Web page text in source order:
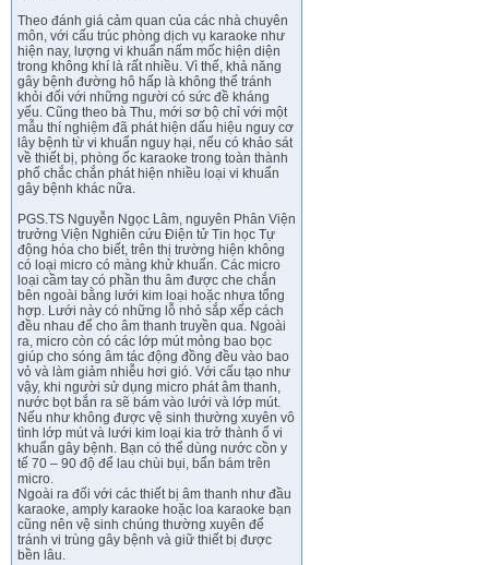
Theo đánh giá cảm quan của các nhà chuyên
môn, với cấu trúc phòng dịch vụ karaoke như
hiện nay, lượng vi khuẩn nấm mốc hiện diện
trong không khí là rất nhiều. Vì thế, khả năng
gây bệnh đường hô hấp là không thể tránh
khỏi đối với những người có sức đề kháng
yếu. Cũng theo bà Thu, mới sơ bộ chỉ với một
mẫu thí nghiệm đã phát hiện dấu hiệu nguy cơ
lây bệnh từ vi khuẩn nguy hại, nếu có khảo sát
về thiết bị, phòng ốc karaoke trong toàn thành
phố chắc chắn phát hiện nhiều loại vi khuẩn
gây bệnh khác nữa.
PGS.TS Nguyễn Ngọc Lâm, nguyên Phân Viện
trưởng Viện Nghiên cứu Điện tử Tin học Tự
động hóa cho biết, trên thị trường hiện không
có loại micro có màng khử khuẩn. Các micro
loại cầm tay có phần thu âm được che chắn
bên ngoài bằng lưới kim loại hoặc nhựa tổng
hợp. Lưới này có những lỗ nhỏ sắp xếp cách
đều nhau để cho âm thanh truyền qua. Ngoài
ra, micro còn có các lớp mút mỏng bao bọc
giúp cho sóng âm tác động đồng đều vào bao
vỏ và làm giảm nhiễu hơi gió. Với cấu tạo như
vậy, khi người sử dụng micro phát âm thanh,
nước bọt bắn ra sẽ bám vào lưới và lớp mút.
Nếu như không được vệ sinh thường xuyên vô
tình lớp mút và lưới kim loại kia trở thành ổ vi
khuẩn gây bệnh. Bạn có thể dùng nước cồn y
tế 70 – 90 độ để lau chùi bụi, bẩn bám trên
micro.
Ngoài ra đối với các thiết bị âm thanh như đầu
karaoke, amply karaoke hoặc loa karaoke bạn
cũng nên vệ sinh chúng thường xuyên để
tránh vi trùng gây bệnh và giữ thiết bị được
bền lâu.